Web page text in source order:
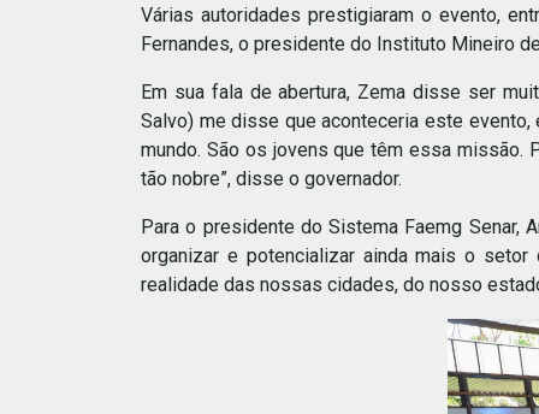
Várias autoridades prestigiaram o evento,
Fernandes, o presidente do Instituto Mineiro
Em sua fala de abertura, Zema disse ser
Salvo) me disse que aconteceria este
mundo. São os jovens que têm essa
tão nobre”, disse o governador.
Para o presidente do Sistema Faemg
organizar e potencializar ainda mais o
realidade das nossas cidades, do nosso